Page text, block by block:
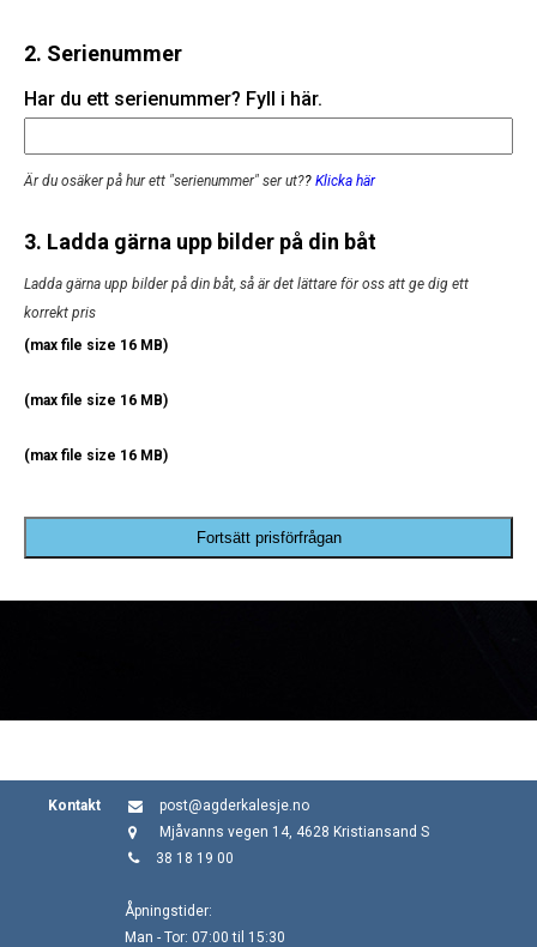
2. Serienummer
Har du ett serienummer? Fyll i här.
Är du osäker på hur ett "serienummer" ser ut?? Klicka här
3. Ladda gärna upp bilder på din båt
Ladda gärna upp bilder på din båt, så är det lättare för oss att ge dig ett
korrekt pris
(max file size 16 MB)
(max file size 16 MB)
(max file size 16 MB)
Fortsätt prisförfrågan
Kontakt
post@agderkalesje.no
Mjåvanns vegen 14, 4628 Kristiansand S
38 18 19 00
Åpningstider:
Man - Tor: 07:00 til 15:30